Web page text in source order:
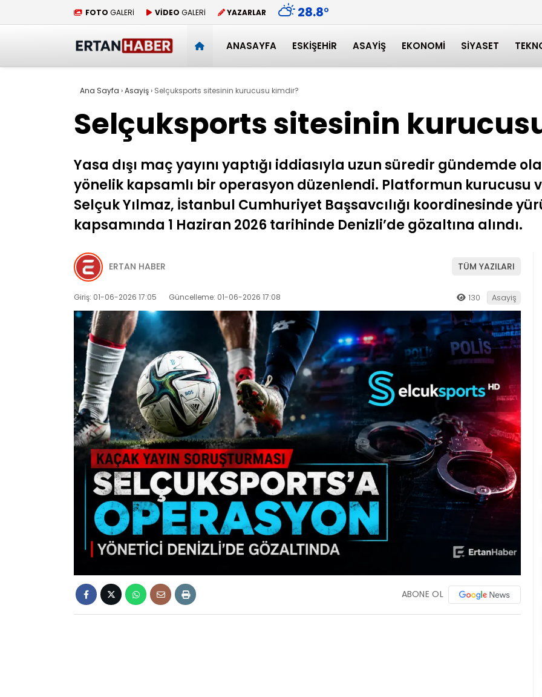
FOTO GALERİ VİDEO GALERİ YAZARLAR 28.8°
ANASAYFA ESKIŞEHIR ASAYIŞ EKONOMI SIYASET
Ana Sayfa ›Asayiş› Selçuksports sitesinin kurucusu kimdir?
Selçuksports sitesinin
Yasa dışı maç yayını yaptığı iddiasıyla uzun süredir gündemde
yönelik kapsamlı bir operasyon düzenlendi. Platformun kurucusu
Selçuk Yılmaz, İstanbul Cumhuriyet Başsavcılığı koordinesinde
kapsamında 1 Haziran 2026 tarihinde Denizli’de gözaltına alındı.
ERTAN HABER TÜM YAZILARI
Giriş: 01-06-2026 17:05 Güncelleme: 01-06-2026 17:08 130 Asayiş
ABONE OL